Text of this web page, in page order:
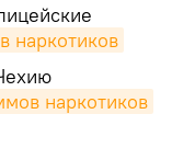
наркотиков
наркотиков